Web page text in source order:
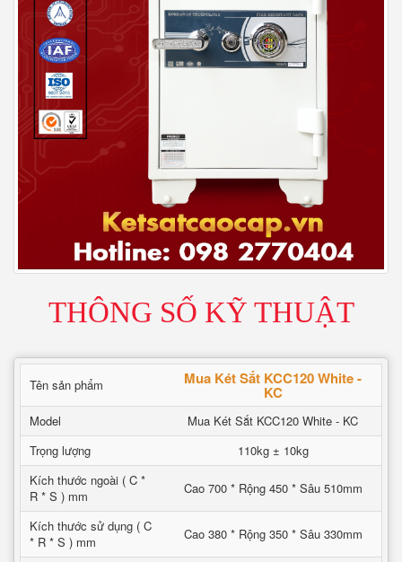
THÔNG SỐ KỸ THUẬT
Tên sản phẩm Mua Két Sắt KCC120 White -
KC
Model
Mua Két Sắt KCC120 White - KC
Trọng lượng
110kg ± 10kg
Kích thước ngoài ( C *
R * S ) mm
Cao 700 * Rộng 450 * Sâu 510mm
Kích thước sử dụng ( C
* R * S ) mm
Cao 380 * Rộng 350 * Sâu 330mm